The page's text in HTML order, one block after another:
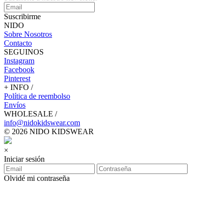
Suscribirme
NIDO
Sobre Nosotros
Contacto
SEGUINOS
Instagram
Facebook
Pinterest
+ INFO /
Política de reembolso
Envíos
WHOLESALE /
info@nidokidswear.com
© 2026 NIDO KIDSWEAR
×
Iniciar sesión
Olvidé mi contraseña